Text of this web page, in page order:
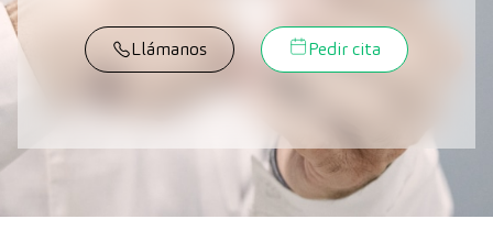
Llámanos Pedir cita